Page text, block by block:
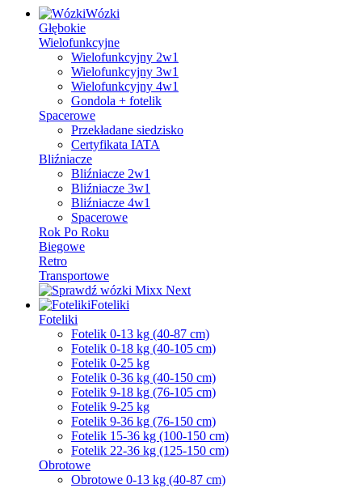
Wózki
Głębokie
Wielofunkcyjne
Wielofunkcyjny 2w1
Wielofunkcyjny 3w1
Wielofunkcyjny 4w1
Gondola + fotelik
Spacerowe
Przekładane siedzisko
Certyfikata IATA
Bliźniacze
Bliźniacze 2w1
Bliźniacze 3w1
Bliźniacze 4w1
Spacerowe
Rok Po Roku
Biegowe
Retro
Transportowe
Foteliki
Foteliki
Fotelik 0-13 kg (40-87 cm)
Fotelik 0-18 kg (40-105 cm)
Fotelik 0-25 kg
Fotelik 0-36 kg (40-150 cm)
Fotelik 9-18 kg (76-105 cm)
Fotelik 9-25 kg
Fotelik 9-36 kg (76-150 cm)
Fotelik 15-36 kg (100-150 cm)
Fotelik 22-36 kg (125-150 cm)
Obrotowe
Obrotowe 0-13 kg (40-87 cm)